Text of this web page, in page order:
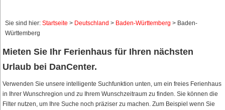
Sie sind hier: Startseite > Deutschland > Baden-Württemberg > Baden-
Württemberg
Mieten Sie Ihr Ferienhaus für Ihren nächsten
Urlaub bei DanCenter.
Verwenden Sie unsere intelligente Suchfunktion unten, um ein freies Ferienhaus
in Ihrer Wunschregion und zu Ihrem Wunschzeitraum zu finden. Sie können die
Filter nutzen, um Ihre Suche noch präziser zu machen. Zum Beispiel wenn Sie